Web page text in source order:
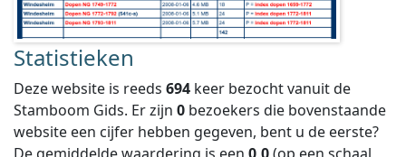
Statistieken
Deze website is reeds 694 keer bezocht vanuit de
Stamboom Gids. Er zijn 0 bezoekers die bovenstaande
website een cijfer hebben gegeven, bent u de eerste?